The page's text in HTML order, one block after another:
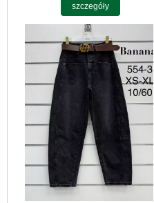
szczegóły